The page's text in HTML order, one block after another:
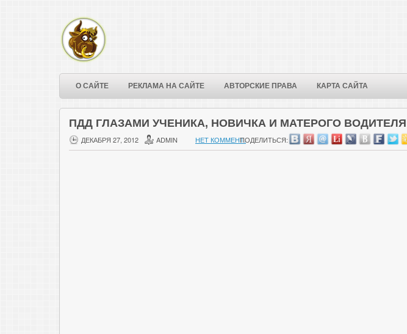
О САЙТЕ РЕКЛАМА НА САЙТЕ АВТОРСКИЕ ПРАВА КАРТА САЙТА
ПДД ГЛАЗАМИ УЧЕНИКА, НОВИЧКА И МАТЕРОГО ВОДИТЕЛЯ
ДЕКАБРЯ 27, 2012 ADMIN НЕТ КОММЕНТ.ПОДЕЛИТЬСЯ: